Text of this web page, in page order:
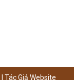
| Tác Giả Website